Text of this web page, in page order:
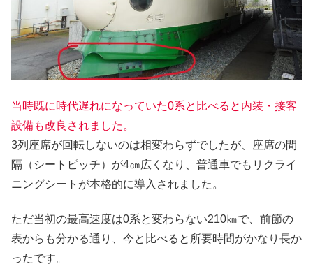
当時既に時代遅れになっていた0系と比べると内装・接客
設備も改良されました。
3列座席が回転しないのは相変わらずでしたが、座席の間
隔（シートピッチ）が4㎝広くなり、普通車でもリクライ
ニングシートが本格的に導入されました。
ただ当初の最高速度は0系と変わらない210㎞で、前節の
表からも分かる通り、今と比べると所要時間がかなり長か
ったです。